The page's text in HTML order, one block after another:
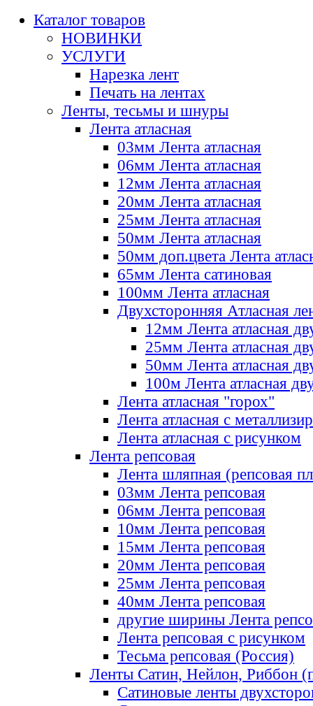
Каталог товаров
НОВИНКИ
УСЛУГИ
Нарезка лент
Печать на лентах
Ленты, тесьмы и шнуры
Лента атласная
03мм Лента атласная
06мм Лента атласная
12мм Лента атласная
20мм Лента атласная
25мм Лента атласная
50мм Лента атласная
50мм доп.цвета Лента
65мм Лента сатиновая
100мм Лента атласная
Двухсторонняя Атласная
12мм Лента атласная
25мм Лента атласная
50мм Лента атласная
100м Лента атласная
Лента атласная "горох"
Лента атласная с
Лента атласная с рисунком
Лента репсовая
Лента шляпная (репсовая
03мм Лента репсовая
06мм Лента репсовая
10мм Лента репсовая
15мм Лента репсовая
20мм Лента репсовая
25мм Лента репсовая
40мм Лента репсовая
другие ширины Лента
Лента репсовая с рисунком
Тесьма репсовая (Россия)
Ленты Сатин, Нейлон, Риббон
Сатиновые ленты